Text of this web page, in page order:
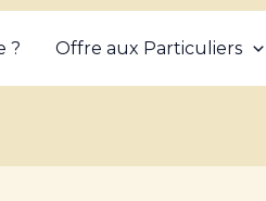
? Offre aux Particuliers